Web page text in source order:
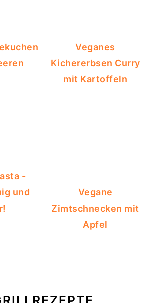
Veganes
Kichererbsen Curry
mit Kartoffeln
-
und
Vegane
Zimtschnecken mit
Apfel